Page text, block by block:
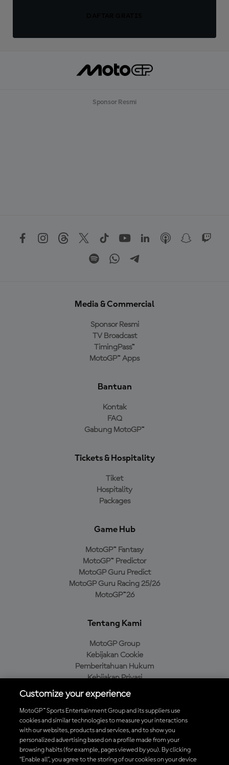
Sponsor Resmi
Media & Commercial
Sponsor Resmi
TV Broadcast
TimingPass™
MotoGP™ Apps
Bantuan
Kontak
FAQ
Gabung MotoGP™
Tickets & Hospitality
Tiket
Hospitality
Packages
Game Hub
MotoGP™ Fantasy
MotoGP™ Predictor
MotoGP Guru Predict
MotoGP Guru Racing 25/26
MotoGP™26
Tentang Kami
MotoGP Group
Kebijakan Cookie
Pemberitahuan Hukum
Kebijakan Privasi
Kebijakan Pembelian
Unduh Aplikasi Resmi MotoGP™
Customize your experience
MotoGP™ Sports Entertainment Group and its suppliers use
cookies and similar technologies to measure your interactions
with our websites, products and services, and to show you
personalized advertising based on a profile made from your
browsing habits (for example, pages viewed by you). By clicking
“Enable all”, you agree to the storing of our cookies on your device